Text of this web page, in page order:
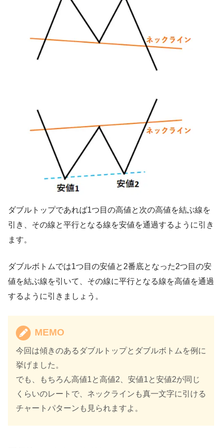
ダブルトップであれば1つ目の高値と次の高値を結ぶ線を
引き、その線と平行となる線を安値を通過するように引き
ます。
ダブルボトムでは1つ目の安値と2番底となった2つ目の安
値を結ぶ線を引いて、その線に平行となる線を高値を通過
するように引きましょう。
MEMO
今回は傾きのあるダブルトップとダブルボトムを例に
挙げました。
でも、もちろん高値1と高値2、安値1と安値2が同じ
くらいのレートで、ネックラインも真一文字に引ける
チャートパターンも見られますよ。